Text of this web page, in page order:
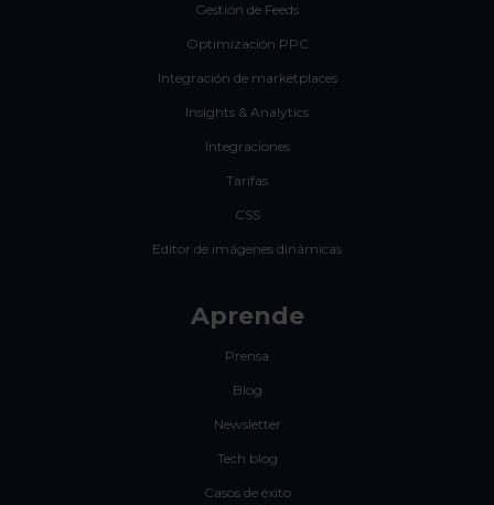
Gestión de Feeds
Optimización PPC
Integración de marketplaces
Insights & Analytics
Integraciones
Tarifas
CSS
Editor de imágenes dinámicas
Aprende
Prensa
Blog
Newsletter
Tech blog
Casos de éxito